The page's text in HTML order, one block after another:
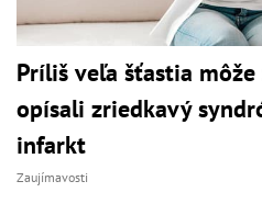
Príliš veľa šťastia
opísali zriedkavý
infarkt
Zaujímavosti